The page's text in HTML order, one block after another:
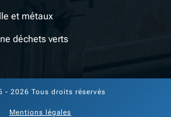
et métaux
déchets verts
- 2026 Tous droits réservés
Mentions légales